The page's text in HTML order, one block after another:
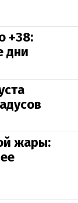
+38:
дни
жары: